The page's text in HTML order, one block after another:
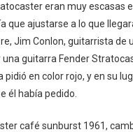
eran muy escasas
ajustarse a lo que
Jim Conlon, guitarrista de
guitarra Fender
en color rojo, y en su
él había pedido.
café sunburst 1961,